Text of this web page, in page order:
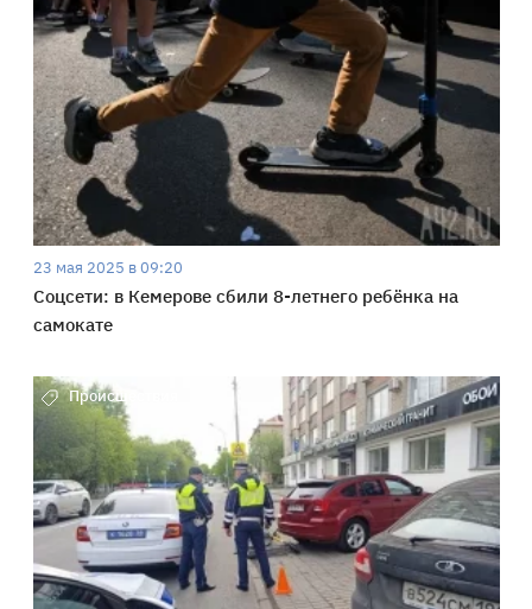
23 мая 2025 в 09:20
Соцсети: в Кемерове сбили 8-летнего ребёнка на
самокате
Происшествия